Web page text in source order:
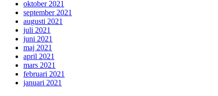
oktober 2021
september 2021
augusti 2021
juli 2021
juni 2021
maj 2021
april 2021
mars 2021
februari 2021
januari 2021